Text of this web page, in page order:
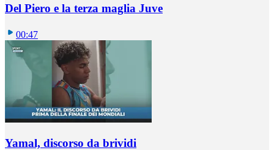
Del Piero e la terza maglia Juve
00:47
Yamal, discorso da brividi